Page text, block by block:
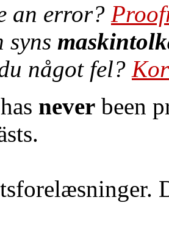
an error?
syns
något fel?
never been